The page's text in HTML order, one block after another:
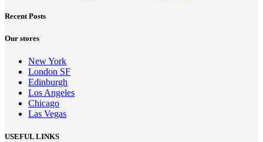
Recent Posts
Our stores
New York
London SF
Edinburgh
Los Angeles
Chicago
Las Vegas
USEFUL LINKS